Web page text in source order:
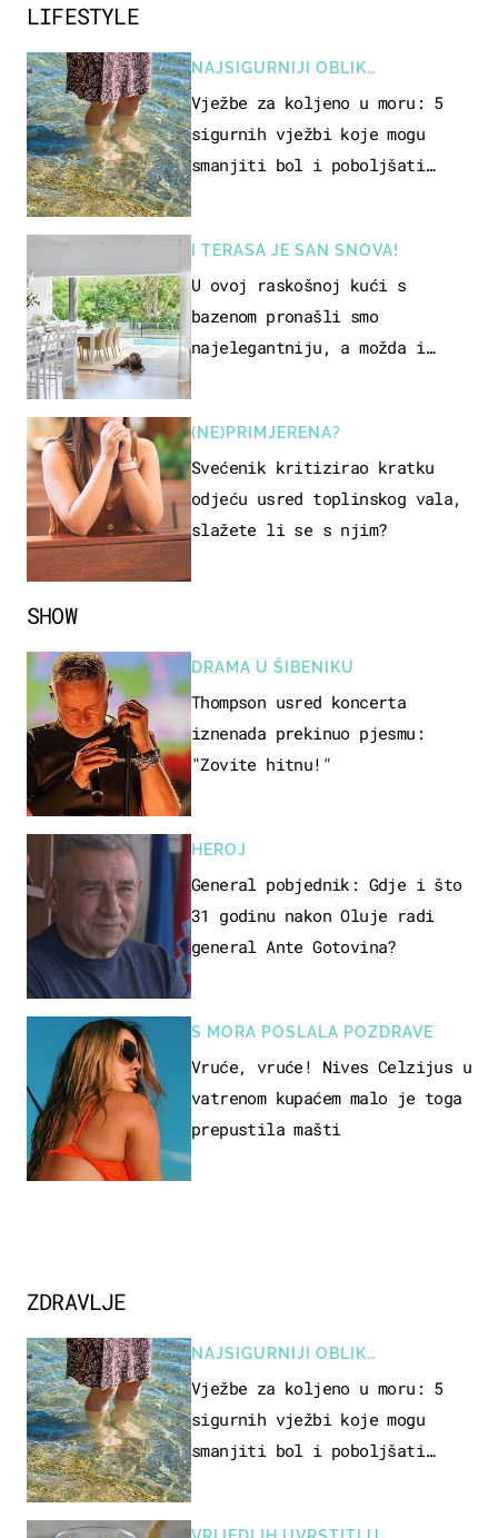
SHOW
DRAMA U ŠIBENIKU
Thompson usred koncerta
iznenada prekinuo pjesmu:
"Zovite hitnu!"
HEROJ
General pobjednik: Gdje i što
31 godinu nakon Oluje radi
general Ante Gotovina?
S MORA POSLALA POZDRAVE
Vruće, vruće! Nives Celzijus u
vatrenom kupaćem malo je toga
prepustila mašti
ZDRAVLJE
NAJSIGURNIJI OBLIK
REKREACIJE
Vježbe za koljeno u moru: 5
sigurnih vježbi koje mogu
smanjiti bol i poboljšati
LIFESTYLE
NAJSIGURNIJI OBLIK
REKREACIJE
Vježbe za koljeno u moru: 5
sigurnih vježbi koje mogu
smanjiti bol i poboljšati
I TERASA JE SAN SNOVA!
U ovoj raskošnoj kući s
bazenom pronašli smo
najelegantniju, a možda i
(NE)PRIMJERENA?
Svećenik kritizirao kratku
odjeću usred toplinskog vala,
slažete li se s njim?